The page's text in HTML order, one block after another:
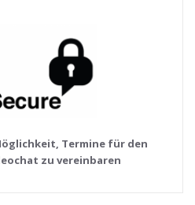
Termine für den
zu vereinbaren